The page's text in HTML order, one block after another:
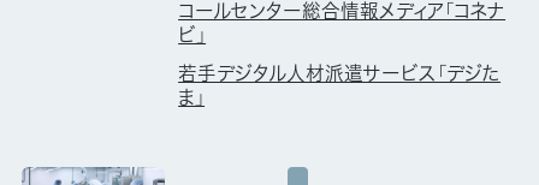
コールセンター総合情報メディア「コネナ
ビ」
若手デジタル人材派遣サービス「デジた
ま」